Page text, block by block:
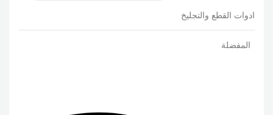
ادوات القطع والتجليخ
المفضلة